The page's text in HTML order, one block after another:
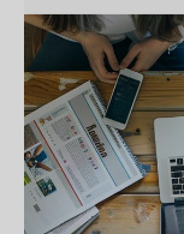
SEM